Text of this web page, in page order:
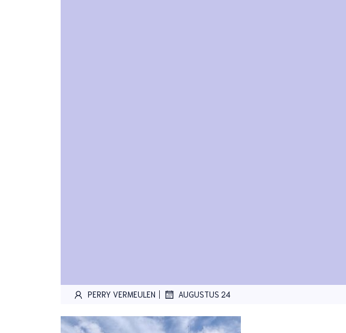
PERRY VERMEULEN | AUGUSTUS 24